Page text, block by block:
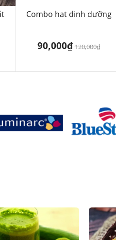
Combo hat dinh dưỡng
90,000₫ 120,000₫